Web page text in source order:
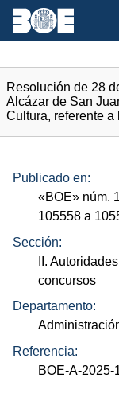
Resolución de 28
Alcázar de San
Cultura, referente
Publicado en:
«BOE» núm.
105558 a
Sección:
II.
concursos
Departamento:
Referencia:
BOE-A-2025-